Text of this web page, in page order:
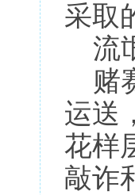
采取
流
赌
运送
花样
敲诈